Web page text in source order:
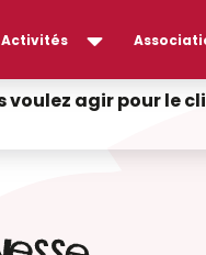
Activités
voulez agir pour le